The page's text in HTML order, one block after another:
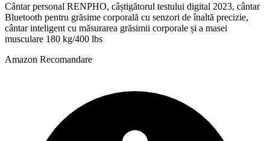
Cântar personal RENPHO, câștigătorul testului digital 2023, cântar
Bluetooth pentru grăsime corporală cu senzori de înaltă precizie,
cântar inteligent cu măsurarea grăsimii corporale și a masei
musculare 180 kg/400 lbs
Amazon Recomandare